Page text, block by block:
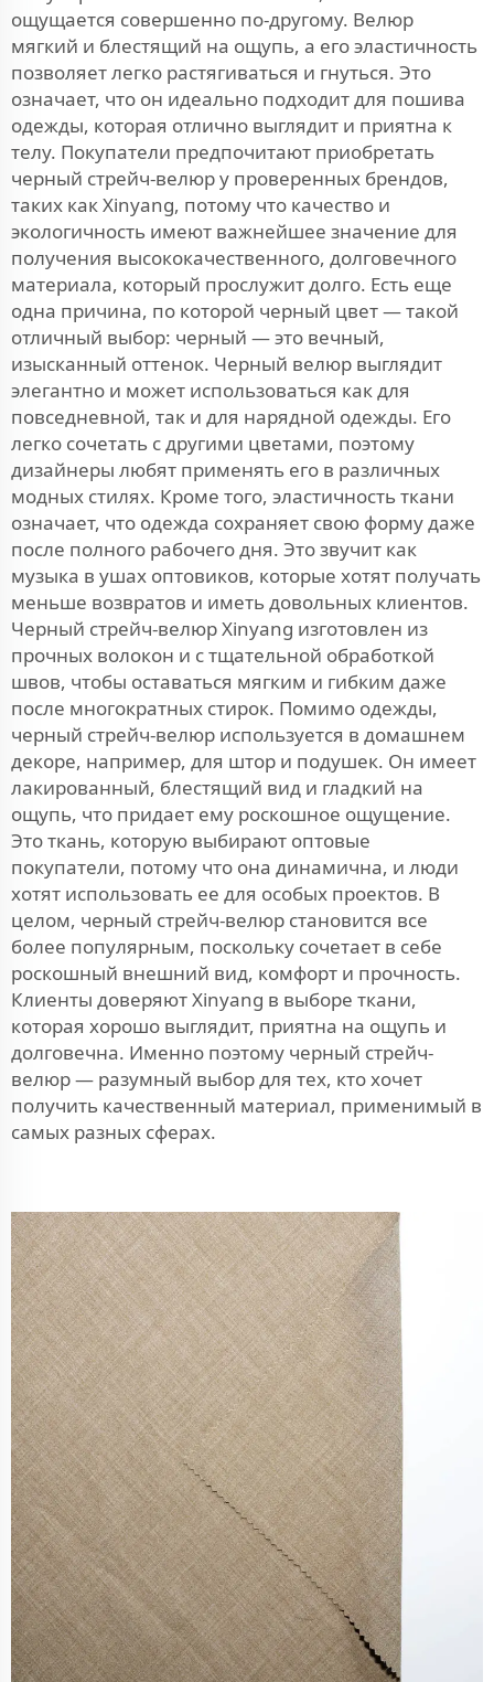
ощущается совершенно по-другому. Велюр
мягкий и блестящий на ощупь, а его эластичность
позволяет легко растягиваться и гнуться. Это
означает, что он идеально подходит для пошива
одежды, которая отлично выглядит и приятна к
телу. Покупатели предпочитают приобретать
черный стрейч-велюр у проверенных брендов,
таких как Xinyang, потому что качество и
экологичность имеют важнейшее значение для
получения высококачественного, долговечного
материала, который прослужит долго. Есть еще
одна причина, по которой черный цвет — такой
отличный выбор: черный — это вечный,
изысканный оттенок. Черный велюр выглядит
элегантно и может использоваться как для
повседневной, так и для нарядной одежды. Его
легко сочетать с другими цветами, поэтому
дизайнеры любят применять его в различных
модных стилях. Кроме того, эластичность ткани
означает, что одежда сохраняет свою форму даже
после полного рабочего дня. Это звучит как
музыка в ушах оптовиков, которые хотят получать
меньше возвратов и иметь довольных клиентов.
Черный стрейч-велюр Xinyang изготовлен из
прочных волокон и с тщательной обработкой
швов, чтобы оставаться мягким и гибким даже
после многократных стирок. Помимо одежды,
черный стрейч-велюр используется в домашнем
декоре, например, для штор и подушек. Он имеет
лакированный, блестящий вид и гладкий на
ощупь, что придает ему роскошное ощущение.
Это ткань, которую выбирают оптовые
покупатели, потому что она динамична, и люди
хотят использовать ее для особых проектов. В
целом, черный стрейч-велюр становится все
более популярным, поскольку сочетает в себе
роскошный внешний вид, комфорт и прочность.
Клиенты доверяют Xinyang в выборе ткани,
которая хорошо выглядит, приятна на ощупь и
долговечна. Именно поэтому черный стрейч-
велюр — разумный выбор для тех, кто хочет
получить качественный материал, применимый в
самых разных сферах.